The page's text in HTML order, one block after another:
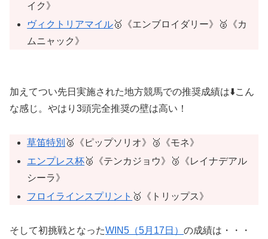
イク》
ヴィクトリアマイル🥇《エンブロイダリー》🥈《カ
ムニャック》
加えてつい先日実施された地方競馬での推奨成績は⬇️こん
な感じ。やはり3頭完全推奨の壁は高い！
草笛特別 🥈《ピップソリオ》🥉《モネ》
エンプレス杯🥈《テンカジョウ》🥉《レイナデアル
シーラ》
フロイラインスプリント 🥇《トリップス》
そして初挑戦となったWIN5（5月17日） の成績は・・・